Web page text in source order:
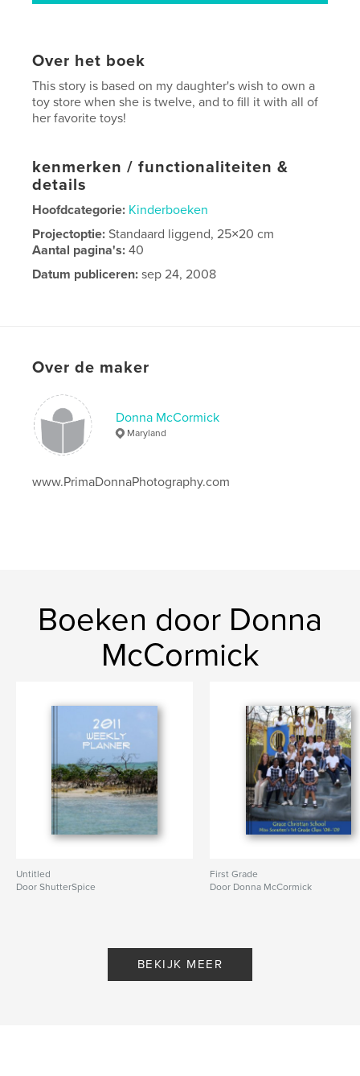
Over het boek
This story is based on my daughter's wish to own a
toy store when she is twelve, and to fill it with all of
her favorite toys!
kenmerken / functionaliteiten &
details
Hoofdcategorie: Kinderboeken
Projectoptie:Standaard liggend, 25×20 cm
Aantal pagina's:40
Datum publiceren: sep 24, 2008
Over de maker
Donna McCormick
Maryland
www.PrimaDonnaPhotography.com
Boeken door Donna
McCormick
Untitled
Door ShutterSpice
First Grade
Door Donna McCormick
BEKIJK MEER